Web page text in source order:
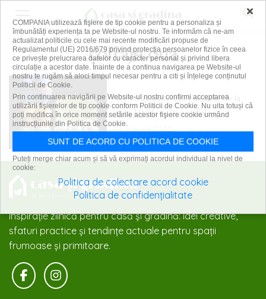
cofraje oua
De ce să nu arunci cofrajele de la
ouă. Uite la ce le poți folosi
15 aprilie 2025
Inspirație zilnică pentru casă și grădină: idei creative,
sfaturi practice și tendințe actuale pentru spații
frumoase și primitoare.
×
COMPANIA utilizează fişiere de tip cookie pentru a personaliza și
îmbunătăți experiența ta pe Website-ul nostru. Te informăm că ne-am
actualizat politicile cu cele mai recente modificări propuse de
Regulamentul (UE) 2016/679 privind protecția persoanelor fizice în ceea
ce privește prelucrarea datelor cu caracter personal și privind libera
circulație a acestor date. Înainte de a continua navigarea pe Website-ul
nostru te rugăm să aloci timpul necesar pentru a citi și înțelege conținutul
Politicii de Cookie.
Prin continuarea navigării pe Website-ul nostru confirmi acceptarea
utilizării fişierelor de tip cookie conform Politicii de Cookie. Nu uita totuși că
poți modifica în orice moment setările acestor fişiere cookie urmând
instrucțiunile din Politica de Cookie.
SUNT DE ACORD CU POLITICA DE COOKIE
Puteți merge chiar acum și să vă exprimați acordul individual la nivel de
cookie:
Politica de colectare acord cookie
Politica de confidențialitate